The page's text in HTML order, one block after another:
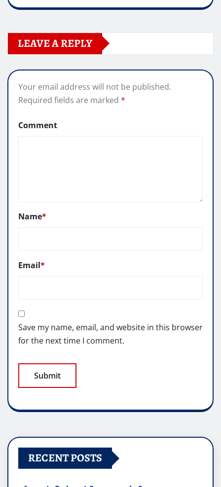
LEAVE A REPLY
Your email address will not be published.
Required fields are marked *
Comment
Name*
Email*
Save my name, email, and website in this browser
for the next time I comment.
RECENT POSTS